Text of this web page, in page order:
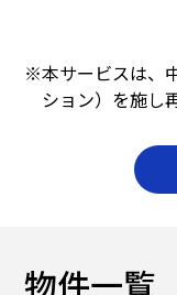
※本サービスは、
ション）を施し
物件一覧